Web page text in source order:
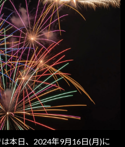
本日、2024年9月16日(月)に